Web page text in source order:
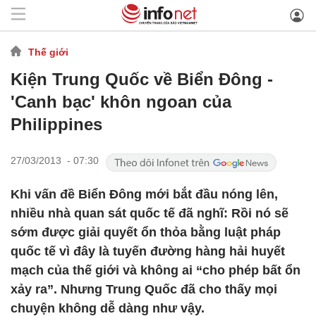
Thế giới
Kiện Trung Quốc về Biển Đông -
'Canh bạc' khôn ngoan của
Philippines
27/03/2013 - 07:30
Khi vấn đề Biển Đông mới bắt đầu nóng lên,
nhiều nhà quan sát quốc tế đã nghĩ: Rồi nó sẽ
sớm được giải quyết ổn thỏa bằng luật pháp
quốc tế vì đây là tuyến đường hàng hải huyết
mạch của thế giới và không ai “cho phép bất ổn
xảy ra”. Nhưng Trung Quốc đã cho thấy mọi
chuyện không dễ dàng như vậy.